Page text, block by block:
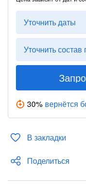
Уточнить даты
Уточнить состав
30% вернётся
В закладки
Поделиться